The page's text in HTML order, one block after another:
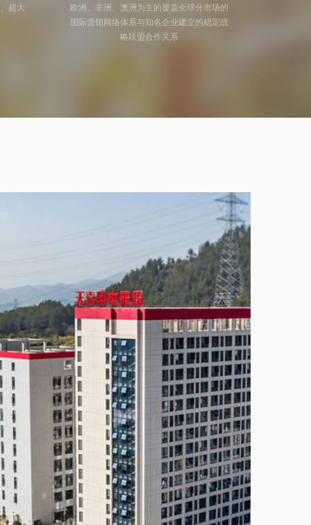
超大
欧洲、非洲、澳洲为主的覆盖全球分市场的
国际营销网络体系与知名企业建立的稳定战
略联盟合作关系